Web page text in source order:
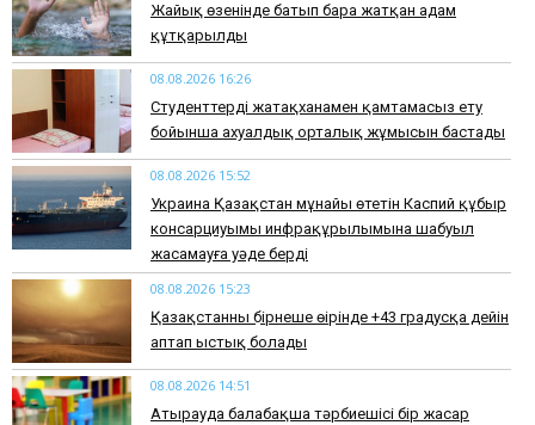
Жайық өзенінде батып бара жатқан адам
құтқарылды
08.08.2026 16:26
Студенттерді жатақханамен қамтамасыз ету
бойынша ахуалдық орталық жұмысын бастады
08.08.2026 15:52
Украина Қазақстан мұнайы өтетін Каспий құбыр
консарциуымы инфрақұрылымына шабуыл
жасамауға уәде берді
08.08.2026 15:23
Қазақстанның бірнеше өңірінде +43 градусқа дейін
аптап ыстық болады
08.08.2026 14:51
Атырауда балабақша тәрбиешісі бір жасар